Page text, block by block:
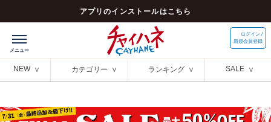
アプリのインストールはこちら
ログイン /
新規会員登録
NEW カテゴリー ランキング SALE